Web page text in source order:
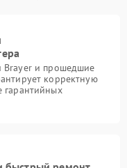
Brayer и прошедшие
корректную
гарантийных